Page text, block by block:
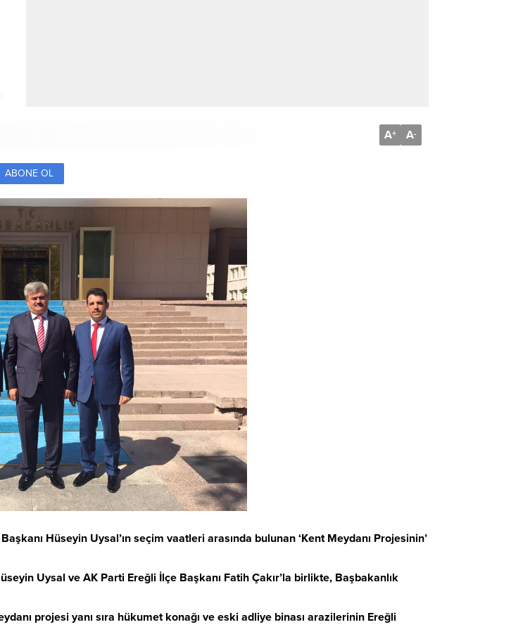
A+ A-
ABONE OL
Hüseyin Uysal’ın seçim vaatleri arasında bulunan ‘Kent Meydanı Projesinin’
Uysal ve AK Parti Ereğli İlçe Başkanı Fatih Çakır’la birlikte, Başbakanlık
projesi yanı sıra hükumet konağı ve eski adliye binası arazilerinin Ereğli